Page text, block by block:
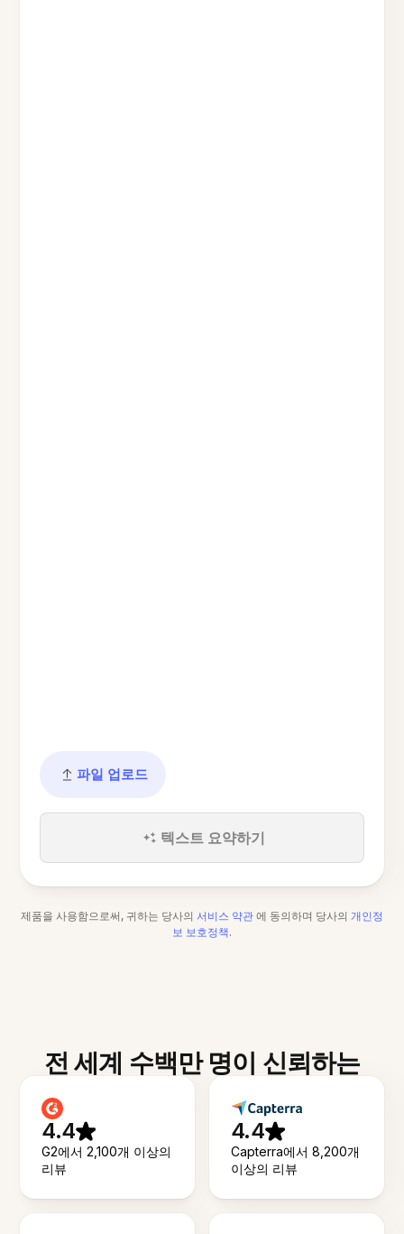
파일 업로드
텍스트 요약하기
제품을 사용함으로써, 귀하는 당사의 서비스 약관 에 동의하며 당사의 개인정
보 보호정책.
전 세계 수백만 명이 신뢰하는
4.4
G2에서 2,100개 이상의
리뷰
4.4
Capterra에서 8,200개
이상의 리뷰